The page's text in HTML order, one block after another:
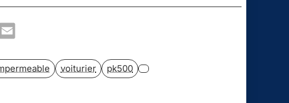
Email
voiturier pk500